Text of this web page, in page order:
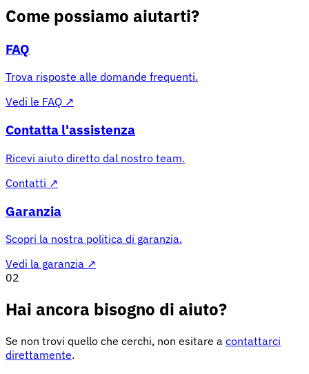
Come possiamo aiutarti?
FAQ
Trova risposte alle domande frequenti.
Vedi le FAQ ↗
Contatta l'assistenza
Ricevi aiuto diretto dal nostro team.
Contatti ↗
Garanzia
Scopri la nostra politica di garanzia.
Vedi la garanzia ↗
02
Hai ancora bisogno di aiuto?
Se non trovi quello che cerchi, non esitare a contattarci
direttamente.